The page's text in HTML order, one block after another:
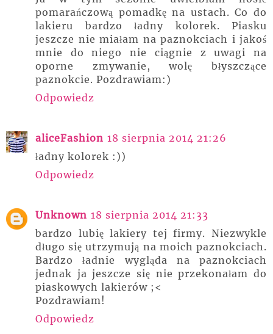
pomarańczową pomadkę na ustach. Co do
lakieru bardzo ładny kolorek. Piasku
jeszcze nie miałam na paznokciach i jakoś
mnie do niego nie ciągnie z uwagi na
oporne zmywanie, wolę błyszczące
paznokcie. Pozdrawiam:)
Odpowiedz
aliceFashion 18 sierpnia 2014 21:26
ładny kolorek :))
Odpowiedz
Unknown 18 sierpnia 2014 21:33
bardzo lubię lakiery tej firmy. Niezwykle
długo się utrzymują na moich paznokciach.
Bardzo ładnie wygląda na paznokciach
jednak ja jeszcze się nie przekonałam do
piaskowych lakierów ;<
Pozdrawiam!
Odpowiedz